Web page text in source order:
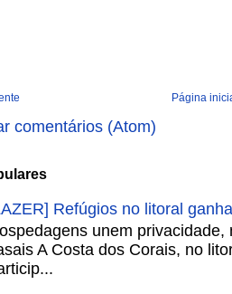
Página
comentários (Atom)
Refúgios no litoral
unem
A Costa dos Corais, no